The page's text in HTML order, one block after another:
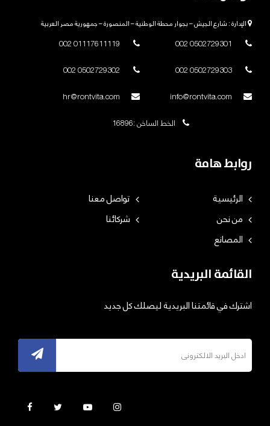
الإدارة : شارع الجيش – بجوار محطة الوطنية – المنصورة – جمهورية مصر العربية
الخط الساخن :16896
روابط هامة
الرئيسية
تواصل معنا
من نحن
شركائنا
المصانع
القائمة البريدية
اشترك في قائمتنا البريدية ليصلك كل جديد